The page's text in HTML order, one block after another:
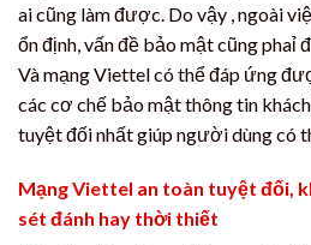
ai cũng làm được. Do vậy , ngoài
ổn định, vấn đề bảo mật cũng phaỉ
Và mạng Viettel có thể đáp ứng
các cơ chế bảo mật thông tin
tuyệt đối nhất giúp người dùng có
Mạng Viettel an toàn tuyệt đối,
sét đánh hay thời thiết